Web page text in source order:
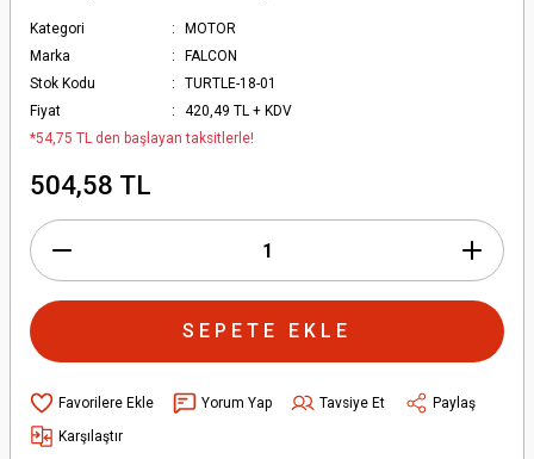
Kategori
MOTOR
Marka
FALCON
Stok Kodu
TURTLE-18-01
Fiyat
420,49 TL + KDV
*54,75 TL den başlayan taksitlerle!
504,58 TL
SEPETE EKLE
Yorum Yap Tavsiye Et
Paylaş
Karşılaştır